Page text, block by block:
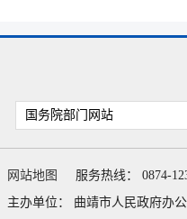
国务院部门网站
网站地图
服务热线： 0874-
主办单位： 曲靖市人民政府办